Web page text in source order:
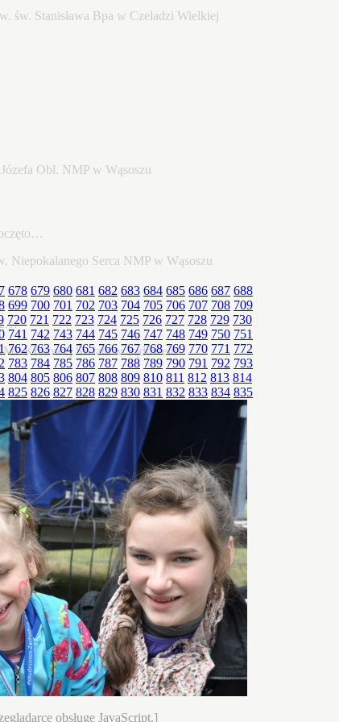
678 679 680 681 682 683 684 685 686 687 688
699 700 701 702 703 704 705 706 707 708 709
720 721 722 723 724 725 726 727 728 729 730
741 742 743 744 745 746 747 748 749 750 751
762 763 764 765 766 767 768 769 770 771 772
783 784 785 786 787 788 789 790 791 792 793
804 805 806 807 808 809 810 811 812 813 814
825 826 827 828 829 830 831 832 833 834 835
obsługę JavaScript.]